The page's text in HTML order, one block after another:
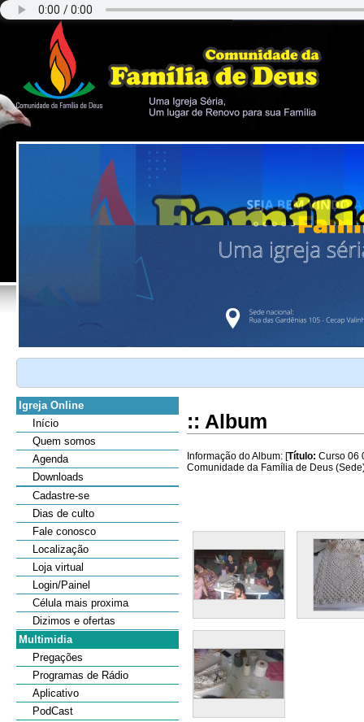
Igreja Online
Início
Quem somos
Agenda
Downloads
Cadastre-se
Dias de culto
Fale conosco
Localização
Loja virtual
Login/Painel
Célula mais proxima
Dizimos e ofertas
Multimidia
Pregações
Programas de Rádio
Aplicativo
PodCast
:: Album
Informação do Album: [Título: Curso 06
Comunidade da Família de Deus